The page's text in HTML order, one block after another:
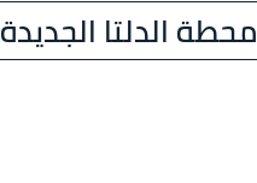
محطة الدلتا الجديدة